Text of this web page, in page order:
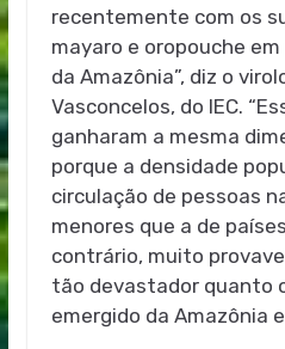
recentemente com os
mayaro e oropouche
da Amazônia”, diz o
Vasconcelos, do IEC.
ganharam a mesma
porque a densidade
circulação de pessoas
menores que a de
contrário, muito
tão devastador quanto
emergido da Amazônia